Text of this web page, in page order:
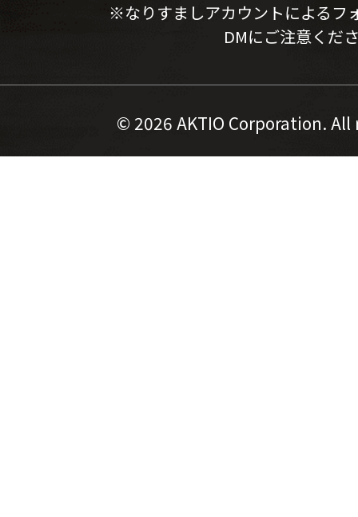
※なりすましアカウントによるフ
DMにご注意くだ
© 2026 AKTIO Corporation.